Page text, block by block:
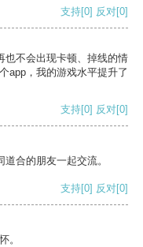
支持[0] 反对[0]
也不会出现卡顿、掉线的情
app，我的游戏水平提升了
支持[0] 反对[0]
合的朋友一起交流。
支持[0] 反对[0]
。